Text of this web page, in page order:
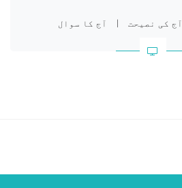
آج کی نصیحت | آج کا سوال